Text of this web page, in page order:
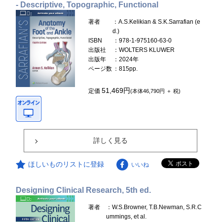
- Descriptive, Topographic, Functional
著者
：A.S.Kelikian & S.K.Sarrafian (e
d.)
ISBN
：978-1-975160-63-0
出版社
：WOLTERS KLUWER
出版年
：2024年
ページ数 ：815pp.
定価51,469円(本体46,790円 ＋ 税)
詳しく見る
ほしいものリストに登録 いいね
Designing Clinical Research, 5th ed.
著者
：W.S.Browner, T.B.Newman, S.R.C
ummings, et al.